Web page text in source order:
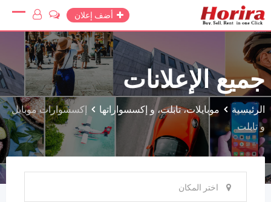
Skip
content
أضف إعلان
جميع الإعلانات
الرئيسية موبايلات، تابلت، و إكسسواراتها
إكسسوارات موبايل
و تابلت
اختر المكان